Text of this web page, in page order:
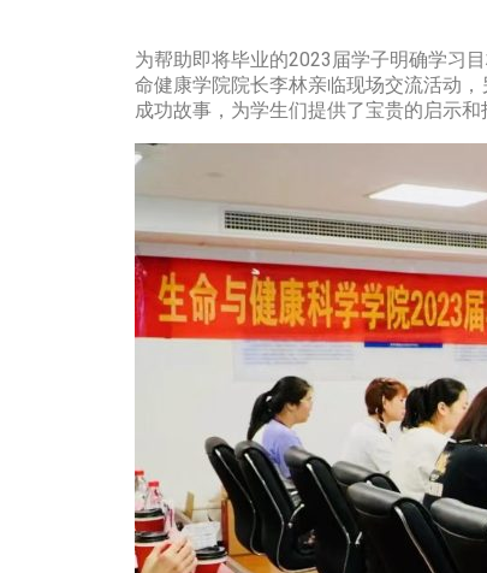
为帮助即将毕业的2023届学子明确学习
命健康学院院长李林亲临现场交流活动
成功故事，为学生们提供了宝贵的启示和